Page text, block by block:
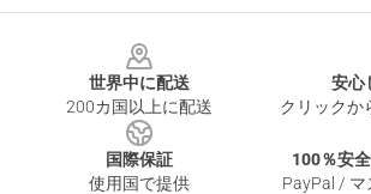
世界中に配送
200カ国以上に配送
安心
クリックか
国際保証
使用国で提供
100％安
PayPal /